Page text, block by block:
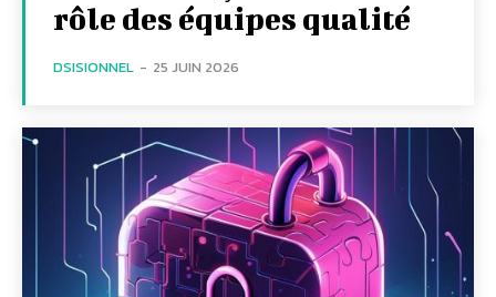
rôle des équipes qualité
DSISIONNEL - 25 JUIN 2026